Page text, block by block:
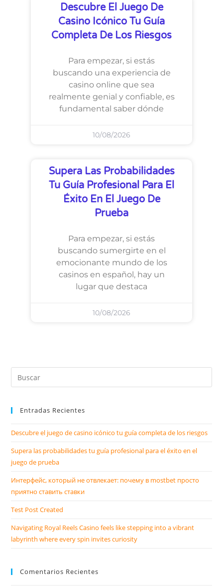
Descubre El Juego De
Casino Icónico Tu Guía
Completa De Los Riesgos
Para empezar, si estás
buscando una experiencia de
casino online que sea
realmente genial y confiable, es
fundamental saber dónde
10/08/2026
Supera Las Probabilidades
Tu Guía Profesional Para El
Éxito En El Juego De
Prueba
Para empezar, si estás
buscando sumergirte en el
emocionante mundo de los
casinos en español, hay un
lugar que destaca
10/08/2026
Entradas Recientes
Descubre el juego de casino icónico tu guía completa de los riesgos
Supera las probabilidades tu guía profesional para el éxito en el
juego de prueba
Интерфейс, который не отвлекает: почему в mostbet просто
приятно ставить ставки
Test Post Created
Navigating Royal Reels Casino feels like stepping into a vibrant
labyrinth where every spin invites curiosity
Comentarios Recientes